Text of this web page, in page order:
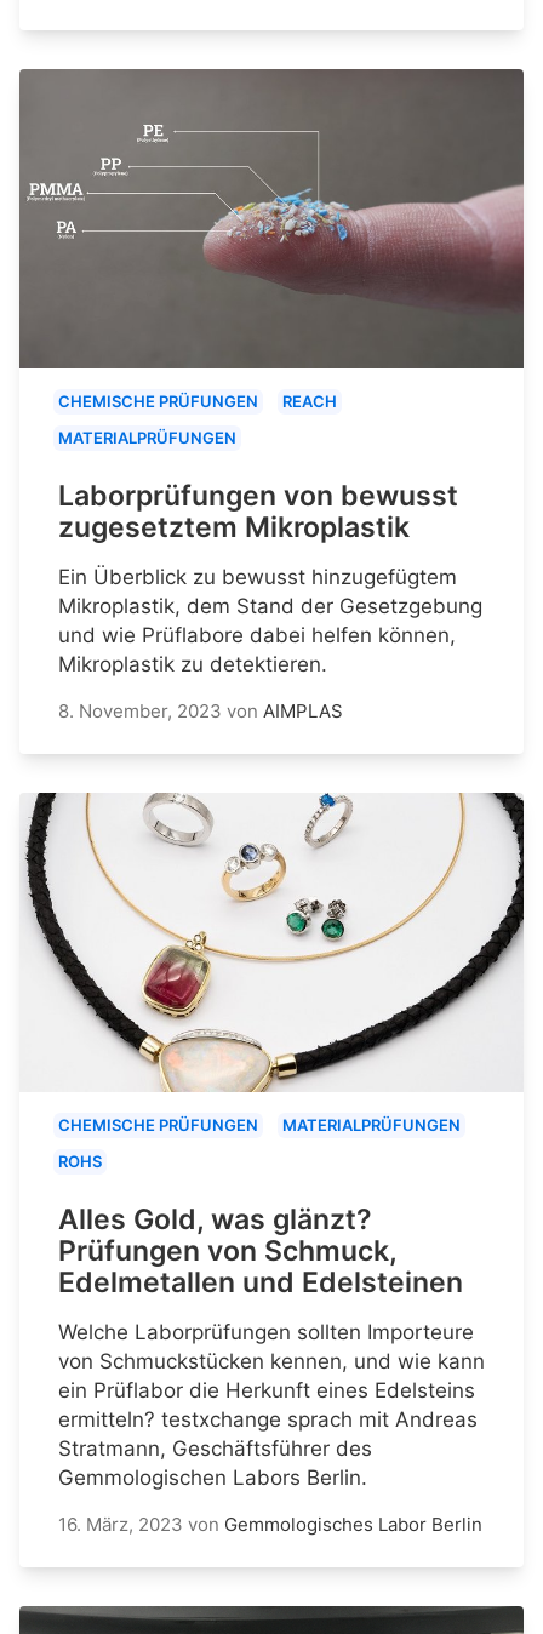
CHEMISCHE PRÜFUNGEN
REACH
MATERIALPRÜFUNGEN
Laborprüfungen von bewusst
zugesetztem Mikroplastik
Ein Überblick zu bewusst hinzugefügtem
Mikroplastik, dem Stand der Gesetzgebung
und wie Prüflabore dabei helfen können,
Mikroplastik zu detektieren.
8. November, 2023 von AIMPLAS
CHEMISCHE PRÜFUNGEN
MATERIALPRÜFUNGEN
ROHS
Alles Gold, was glänzt?
Prüfungen von Schmuck,
Edelmetallen und Edelsteinen
Welche Laborprüfungen sollten Importeure
von Schmuckstücken kennen, und wie kann
ein Prüflabor die Herkunft eines Edelsteins
ermitteln? testxchange sprach mit Andreas
Stratmann, Geschäftsführer des
Gemmologischen Labors Berlin.
16. März, 2023 von Gemmologisches Labor Berlin